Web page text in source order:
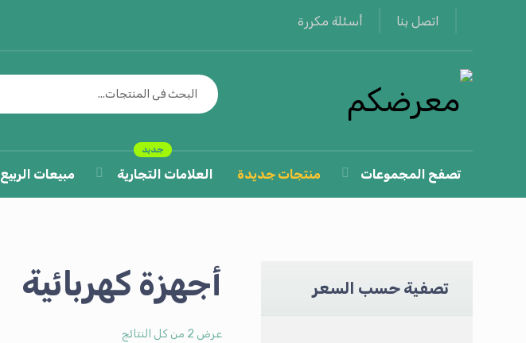
اتصل بنا أسئلة مكررة
تصفح المجموعات منتجات جديدة العلامات التجارية
جديد
مبيعات الربيع
أجهزة كهربائية
عرض ⁦2⁩ من كل النتائج
تصفية حسب السعر